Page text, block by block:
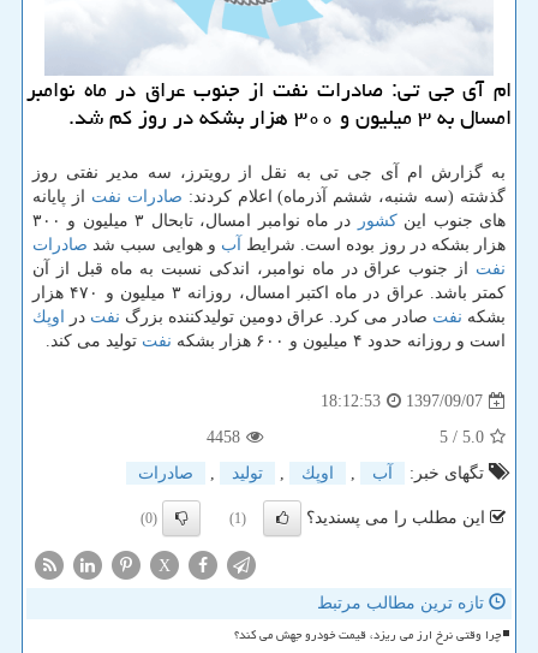
ام آی جی تی: صادرات نفت از جنوب عراق در ماه نوامبر
امسال به ۳ میلیون و ۳۰۰ هزار بشكه در روز كم شد.
به گزارش ام آی جی تی به نقل از رویترز، سه مدیر نفتی روز
گذشته (سه شنبه، ششم آذرماه) اعلام كردند: صادرات نفت از پایانه
های جنوب اینكشور
در ماه نوامبر امسال، تابحال ۳ میلیون و ۳۰۰
هزار بشكه در روز بوده است. شرایط آب و هوایی سبب شد صادرات
نفت از جنوب عراق در ماه نوامبر، اندكی نسبت به ماه قبل از آن
كمتر باشد. عراق در ماه اكتبر امسال، روزانه ۳ میلیون و ۴۷۰ هزار
بشكه نفت صادر می كرد. عراق دومین تولیدكننده بزرگ نفت در اوپك
است و روزانه حدود ۴ میلیون و ۶۰۰ هزار بشكه
نفت تولید می كند.
1397/09/07
18:12:53
5.0
/ 5
4458
تگهای خبر:
آب , اوپك , تولید , صادرات
این مطلب را می پسندید؟ (1)
(0)
X
تازه ترین مطالب مرتبط
چرا وقتی نرخ ارز می ریزد، قیمت خودرو جهش می کند؟